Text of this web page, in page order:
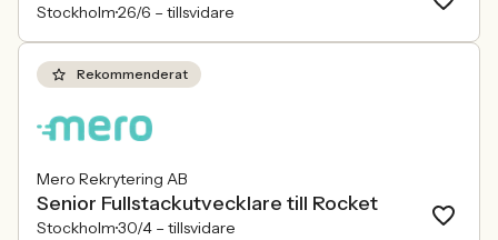
Stockholm26/6 – tillsvidare
Rekommenderat
Mero Rekrytering AB
Senior Fullstackutvecklare till Rocket
Stockholm30/4 – tillsvidare